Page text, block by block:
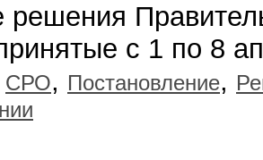
с 1 по 8
СРО, Постановление,